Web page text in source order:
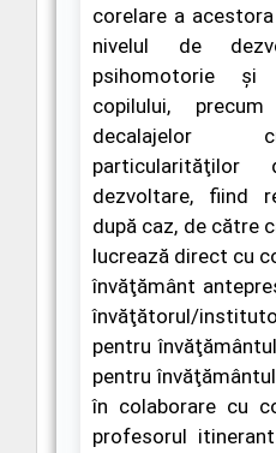
corelare a
nivelul de
psihomotorie şi
copilului,
decalajelor
dezvoltare, fiind
după caz, de către
lucrează direct cu
învăţământ
învăţătorul/
pentru
pentru
în colaborare cu
profesorul